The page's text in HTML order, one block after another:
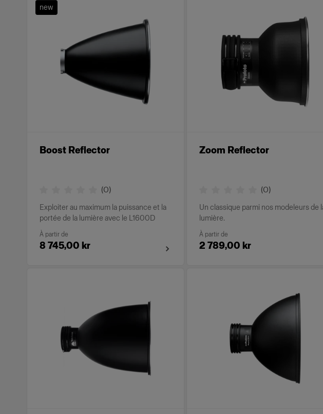
new
Boost Reflector
(0)
Exploiter au maximum la puissance et la
portée de la lumière avec le L1600D
À partir de
8 745,00 kr
Zoom Reflector
(0)
Un classique parmi nos modeleurs de
lumière.
À partir de
2 789,00 kr